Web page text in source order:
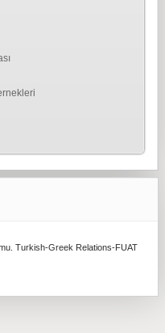
Turkish-Greek Relations-FUAT